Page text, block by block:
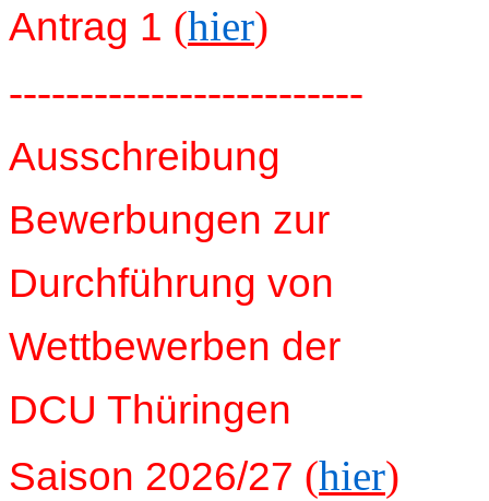
Antrag 1 (hier)
-------------------------
Ausschreibung
Bewerbungen zur
Durchführung von
Wettbewerben der
DCU Thüringen
Saison 2026/27 (hier)